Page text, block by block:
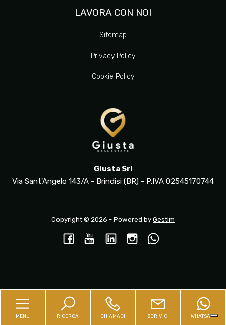
LAVORA CON NOI
Sitemap
Privacy Policy
Cookie Policy
Giusta Srl
Via Sant'Angelo 143/A - Brindisi (BR) - P.IVA 02545170744
Copyright © 2026 - Powered by Gestim
MENU RICERCA CHIAMACI SCRIVICI WHATSAPP